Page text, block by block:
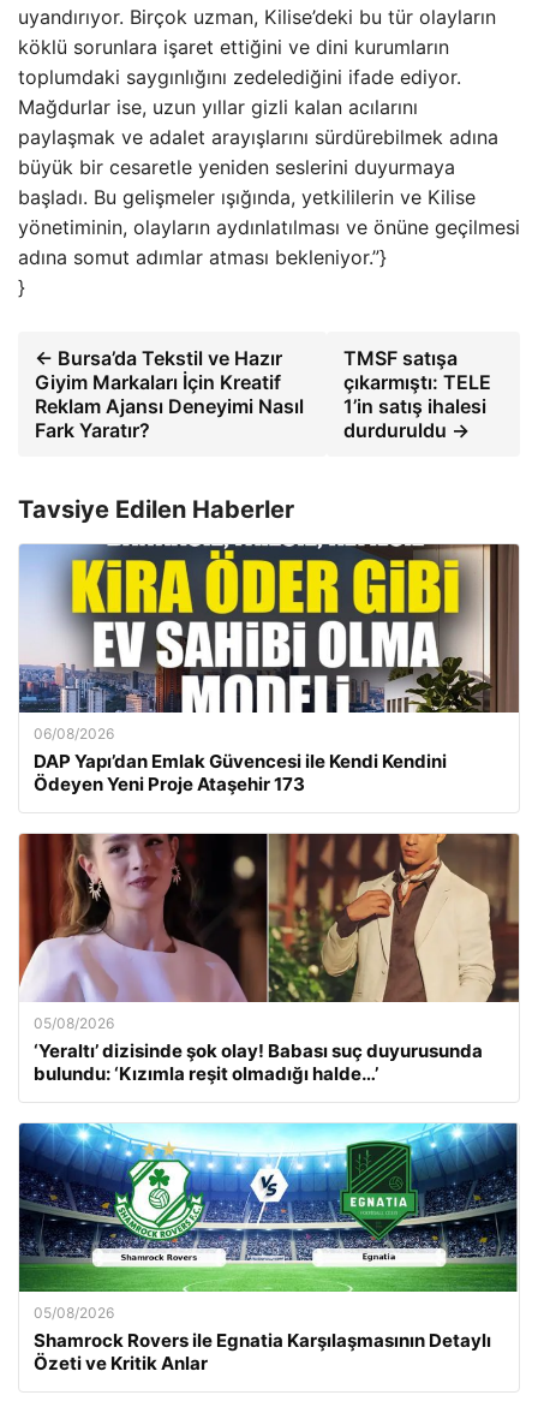
uyandırıyor. Birçok uzman, Kilise’deki bu tür olayların
köklü sorunlara işaret ettiğini ve dini kurumların
toplumdaki saygınlığını zedelediğini ifade ediyor.
Mağdurlar ise, uzun yıllar gizli kalan acılarını
paylaşmak ve adalet arayışlarını sürdürebilmek adına
büyük bir cesaretle yeniden seslerini duyurmaya
başladı. Bu gelişmeler ışığında, yetkililerin ve Kilise
yönetiminin, olayların aydınlatılması ve önüne geçilmesi
adına somut adımlar atması bekleniyor.”}
}
← Bursa’da Tekstil ve Hazır
Giyim Markaları İçin Kreatif
Reklam Ajansı Deneyimi Nasıl
Fark Yaratır?
TMSF satışa
çıkarmıştı: TELE
1’in satış ihalesi
durduruldu →
Tavsiye Edilen Haberler
06/08/2026
DAP Yapı’dan Emlak Güvencesi ile Kendi Kendini
Ödeyen Yeni Proje Ataşehir 173
05/08/2026
‘Yeraltı’ dizisinde şok olay! Babası suç duyurusunda
bulundu: ‘Kızımla reşit olmadığı halde…’
05/08/2026
Shamrock Rovers ile Egnatia Karşılaşmasının Detaylı
Özeti ve Kritik Anlar